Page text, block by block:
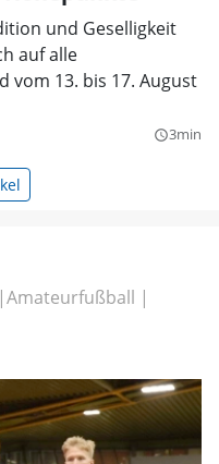
und Geselligkeit
auf alle
vom 13. bis 17. August
query_builder3min
Amateurfußball